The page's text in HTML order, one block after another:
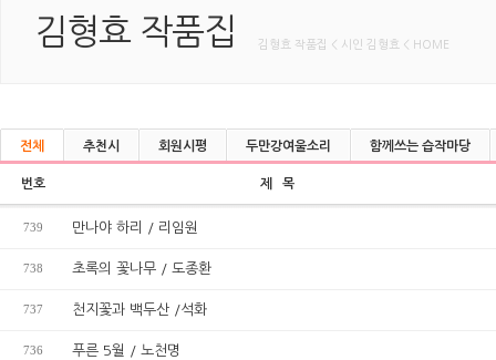
김형효 작품집 김형효 작품집 < 시인 김형효 < HOME
전체 추천시 회원시평 두만강여울소리 함께쓰는 습작마당
번호 제 목
739 만나야 하리 / 리임원
738 초록의 꽃나무 / 도종환
737 천지꽃과 백두산 /석화
736 푸른 5월 / 노천명